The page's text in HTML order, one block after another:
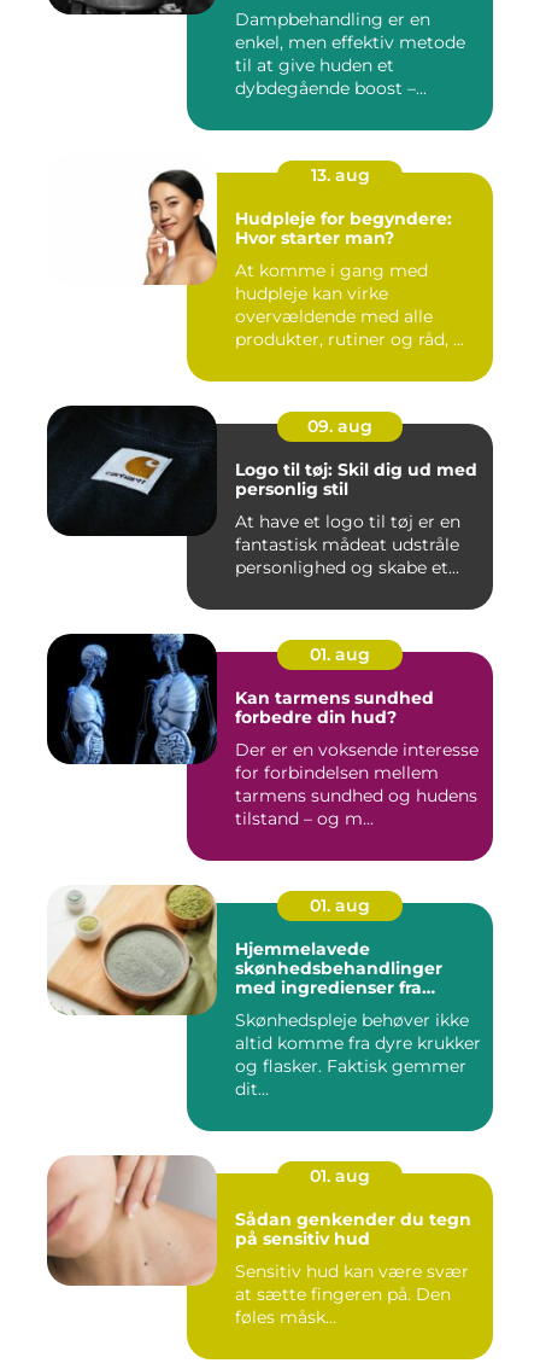
Dampbehandling er en
enkel, men effektiv metode
til at give huden et
dybdegående boost –...
13. aug
Hudpleje for begyndere:
Hvor starter man?
At komme i gang med
hudpleje kan virke
overvældende med alle
produkter, rutiner og råd, ...
09. aug
Logo til tøj: Skil dig ud med
personlig stil
At have et logo til tøj er en
fantastisk mådeat udstråle
personlighed og skabe et...
01. aug
Kan tarmens sundhed
forbedre din hud?
Der er en voksende interesse
for forbindelsen mellem
tarmens sundhed og hudens
tilstand – og m...
01. aug
Hjemmelavede
skønhedsbehandlinger
med ingredienser fra
Skønhedspleje behøver ikke
altid komme fra dyre krukker
og flasker. Faktisk gemmer
dit...
01. aug
Sådan genkender du tegn
på sensitiv hud
Sensitiv hud kan være svær
at sætte fingeren på. Den
føles måsk...